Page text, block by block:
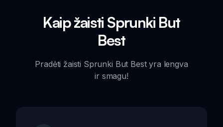
Kaip žaisti Sprunki But
Best
Pradėti žaisti Sprunki But Best yra lengva
ir smagu!